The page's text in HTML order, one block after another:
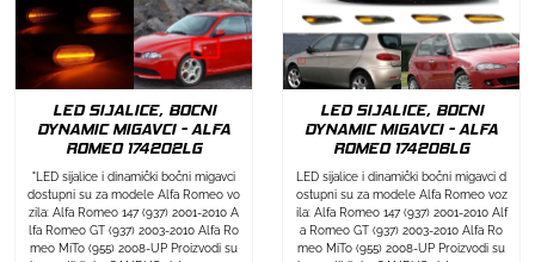
LED SIJALICE, BOCNI
DYNAMIC MIGAVCI - ALFA
ROMEO 174202LG
"LED sijalice i dinamički bočni migavci
dostupni su za modele Alfa Romeo vo
zila: Alfa Romeo 147 (937) 2001-2010 A
lfa Romeo GT (937) 2003-2010 Alfa Ro
meo MiTo (955) 2008-UP Proizvodi su
LED SIJALICE, BOCNI
DYNAMIC MIGAVCI - ALFA
ROMEO 174206LG
LED sijalice i dinamički bočni migavci d
ostupni su za modele Alfa Romeo voz
ila: Alfa Romeo 147 (937) 2001-2010 Alf
a Romeo GT (937) 2003-2010 Alfa Ro
meo MiTo (955) 2008-UP Proizvodi su